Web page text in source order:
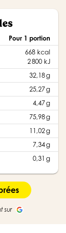
Pour 1 portion
668 kcal
2 800 kJ
32,18 g
25,27 g
4,47 g
75,98 g
11,02 g
7,34 g
0,31 g
sur